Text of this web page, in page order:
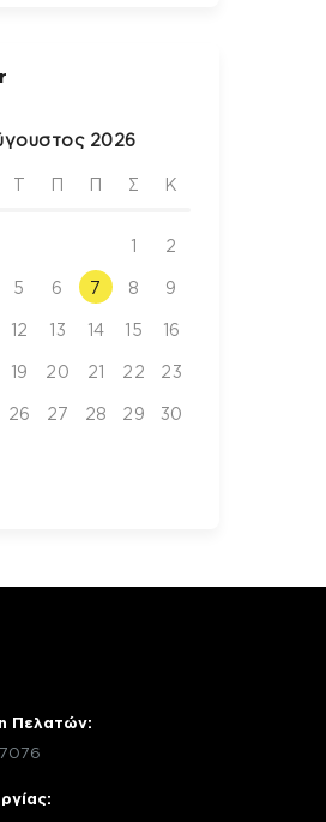
2026
Τ Π Π Σ Κ
1 2
5 6 7 8 9
12 13 14 15 16
19 20 21 22 23
26 27 28 29 30
Πελατών: